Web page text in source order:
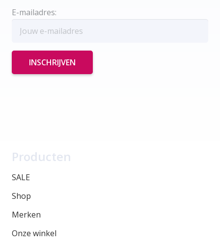
E-mailadres:
Producten
SALE
Shop
Merken
Onze winkel